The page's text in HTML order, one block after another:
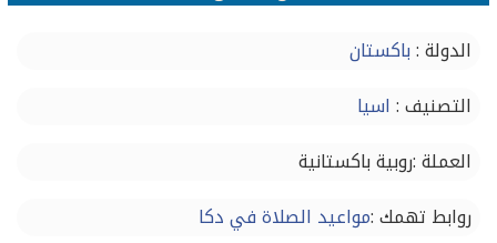
الدولة :باكستان
التصنيف : اسيا
العملة :روبية باكستانية
روابط تهمك :مواعيد الصلاة في دكا